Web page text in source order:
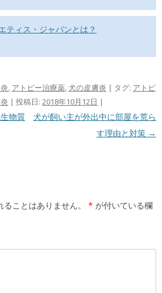
ティス・ジャパンとは？
, アトピー治療薬, 犬の皮膚炎 | タグ: アトピ
| 投稿日: 2018年10月12日 |
物質
犬が飼い主が外出中に部屋を荒ら
す理由と対策 →
ことはありません。 * が付いている欄